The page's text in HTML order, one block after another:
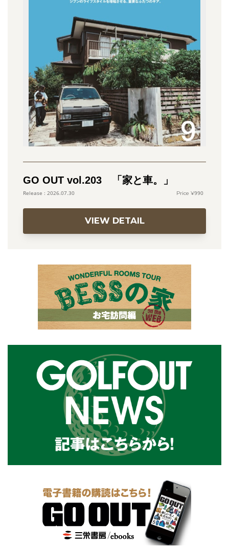
GO OUT vol.203 「家と車。」
2026.07.30 990
VIEW DETAIL